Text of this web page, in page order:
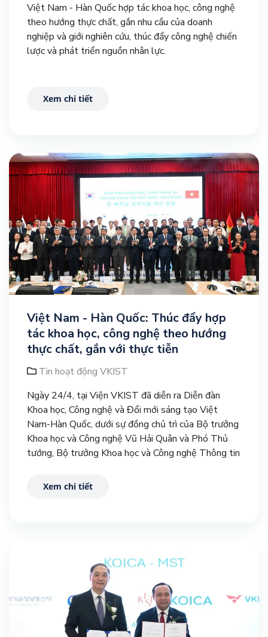
Việt Nam - Hàn Quốc hợp tác khoa học, công nghệ
theo hướng thực chất, gắn nhu cầu của doanh
nghiệp và giới nghiên cứu, thúc đẩy công nghệ chiến
lược và phát triển nguồn nhân lực.
Xem chi tiết
Việt Nam - Hàn Quốc: Thúc đẩy hợp
tác khoa học, công nghệ theo hướng
thực chất, gắn với thực tiễn
Tin hoạt động VKIST
Ngày 24/4, tại Viện VKIST đã diễn ra Diễn đàn
Khoa học, Công nghệ và Đổi mới sáng tạo Việt
Nam-Hàn Quốc, dưới sự đồng chủ trì của Bộ trưởng
Khoa học và Công nghệ Vũ Hải Quân và Phó Thủ
tướng, Bộ trưởng Khoa học và Công nghệ Thông tin
Xem chi tiết